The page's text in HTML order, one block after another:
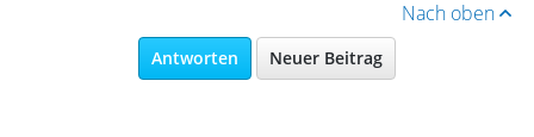
Nach oben
Antworten Neuer Beitrag